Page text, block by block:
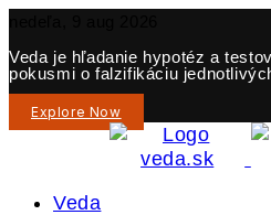
Veda je hľadanie hypotéz a
pokusmi o falzifikáciu
Explore Now
Veda